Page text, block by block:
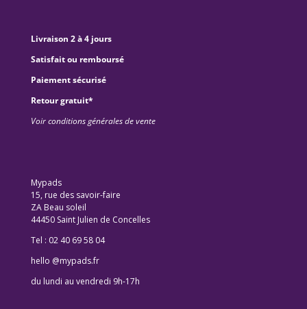
Livraison 2 à 4 jours
Satisfait ou remboursé
Paiement sécurisé
Retour gratuit*
Voir conditions générales de vente
Mypads
15, rue des savoir-faire
ZA Beau soleil
44450 Saint Julien de Concelles
Tel : 02 40 69 58 04
hello @mypads.fr
du lundi au vendredi 9h-17h